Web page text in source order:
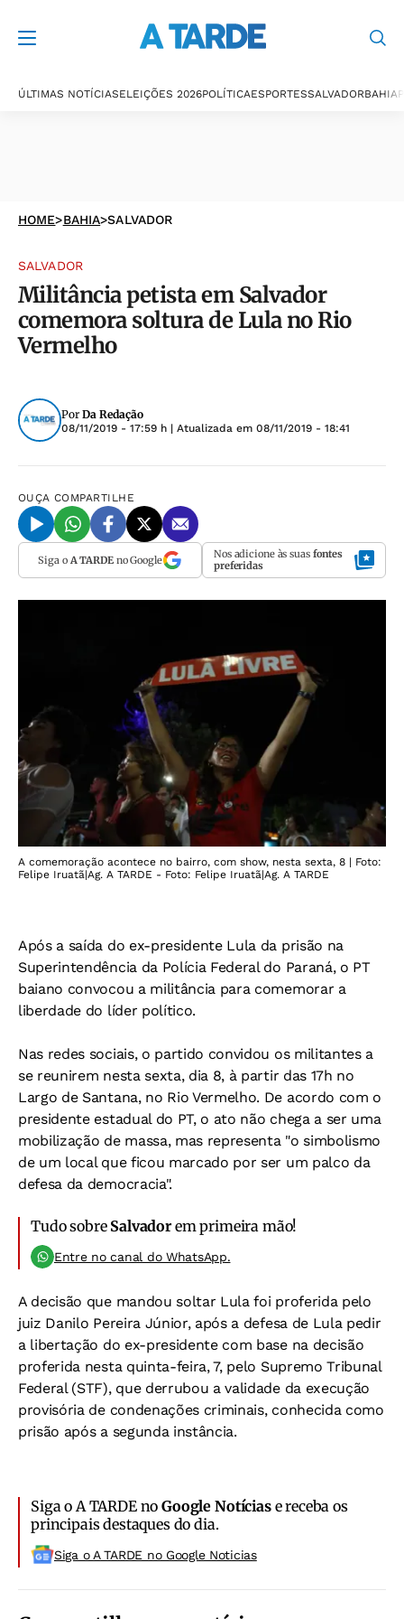
ÚLTIMAS NOTÍCIASELEIÇÕES 2026POLÍTICAESPORTESSALVADORBAHIA
HOME>BAHIA>SALVADOR
SALVADOR
Militância petista em Salvador
comemora soltura de Lula no Rio
Vermelho
Por Da Redação
08/11/2019 - 17:59 h | Atualizada em 08/11/2019 - 18:41
OUÇA COMPARTILHE
Siga o A TARDEno Google Nos adicione às suas fontes
preferidas
A comemoração acontece no bairro, com show, nesta sexta, 8 | Foto:
Felipe Iruatã|Ag. A TARDE - Foto: Felipe Iruatã|Ag. A TARDE
Após a saída do ex-presidente Lula da prisão na
Superintendência da Polícia Federal do Paraná, o PT
baiano convocou a militância para comemorar a
liberdade do líder político.
Nas redes sociais, o partido convidou os militantes a
se reunirem nesta sexta, dia 8, à partir das 17h no
Largo de Santana, no Rio Vermelho. De acordo com o
presidente estadual do PT, o ato não chega a ser uma
mobilização de massa, mas representa "o simbolismo
de um local que ficou marcado por ser um palco da
defesa da democracia".
Tudo sobre Salvadorem primeira mão!
Entre no canal do WhatsApp.
A decisão que mandou soltar Lula foi proferida pelo
juiz Danilo Pereira Júnior, após a defesa de Lula pedir
a libertação do ex-presidente com base na decisão
proferida nesta quinta-feira, 7, pelo Supremo Tribunal
Federal (STF), que derrubou a validade da execução
provisória de condenações criminais, conhecida como
prisão após a segunda instância.
Siga o A TARDE noGoogle Notíciase receba os
principais destaques do dia.
Siga o A TARDE no Google Noticias